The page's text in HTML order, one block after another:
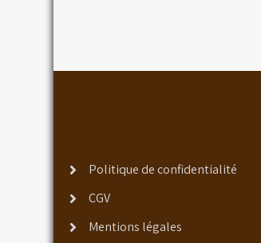
Politique de confidentialité
CGV
Mentions légales